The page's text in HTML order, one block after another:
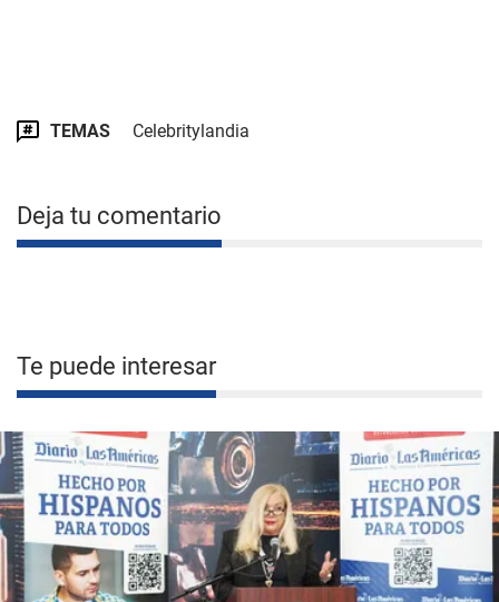
TEMAS Celebritylandia
Deja tu comentario
Te puede interesar